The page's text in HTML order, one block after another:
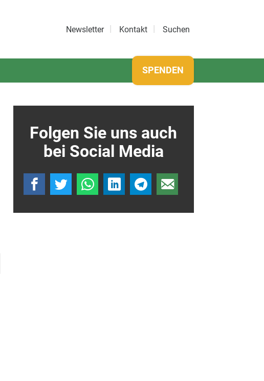
Newsletter Kontakt Suchen
SPENDEN
Folgen Sie uns auch
bei Social Media